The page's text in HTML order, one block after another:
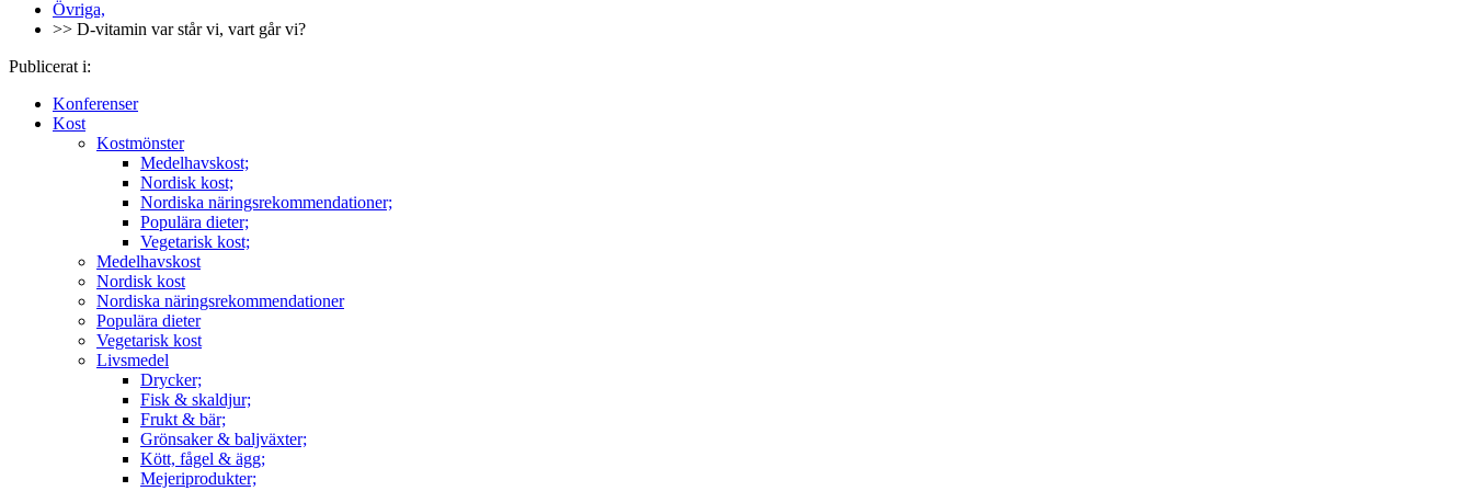
Övriga,
>> D-vitamin var står vi, vart går vi?
Publicerat i:
Konferenser
Kost
Kostmönster
Medelhavskost;
Nordisk kost;
Nordiska näringsrekommendationer;
Populära dieter;
Vegetarisk kost;
Medelhavskost
Nordisk kost
Nordiska näringsrekommendationer
Populära dieter
Vegetarisk kost
Livsmedel
Drycker;
Fisk & skaldjur;
Frukt & bär;
Grönsaker & baljväxter;
Kött, fågel & ägg;
Mejeriprodukter;